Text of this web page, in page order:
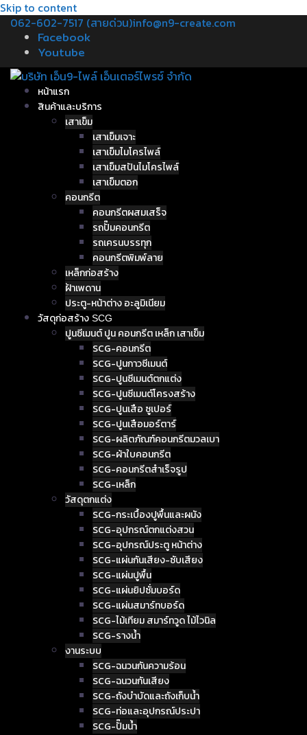
Skip to content
062-602-7517 (สายด่วน)info@n9-create.com
Facebook
Youtube
หน้าแรก
สินค้าและบริการ
เสาเข็ม
เสาเข็มเจาะ
เสาเข็มไมโครไพล์
เสาเข็มสปันไมโครไพล์
เสาเข็มตอก
คอนกรีต
คอนกรีตผสมเสร็จ
รถปั๊มคอนกรีต
รถเครนบรรทุก
คอนกรีตพิมพ์ลาย
เหล็กก่อสร้าง
ฝ้าเพดาน
ประตู-หน้าต่าง อะลูมิเนียม
วัสดุก่อสร้าง SCG
ปูนซีเมนต์ ปูน คอนกรีต เหล็ก เสาเข็ม
SCG-คอนกรีต
SCG-ปูนกาวซีเมนต์
SCG-ปูนซีเมนต์ตกแต่ง
SCG-ปูนซีเมนต์โครงสร้าง
SCG-ปูนเสือ ซูเปอร์
SCG-ปูนเสือมอร์ตาร์
SCG-ผลิตภัณฑ์คอนกรีตมวลเบา
SCG-ผ้าใบคอนกรีต
SCG-คอนกรีตสำเร็จรูป
SCG-เหล็ก
วัสดุตกแต่ง
SCG-กระเบื้องปูพื้นและผนัง
SCG-อุปกรณ์ตกแต่งสวน
SCG-อุปกรณ์ประตู หน้าต่าง
SCG-แผ่นกันเสียง-ซับเสียง
SCG-แผ่นปูพื้น
SCG-แผ่นยิปซั่มบอร์ด
SCG-แผ่นสมาร์ทบอร์ด
SCG-ไม้เทียม สมาร์ทวูด ไม้ไวนิล
SCG-รางน้ำ
งานระบบ
SCG-ฉนวนกันความร้อน
SCG-ฉนวนกันเสียง
SCG-ถังบำบัดและถังเก็บน้ำ
SCG-ท่อและอุปกรณ์ประปา
SCG-ปั๊มน้ำ